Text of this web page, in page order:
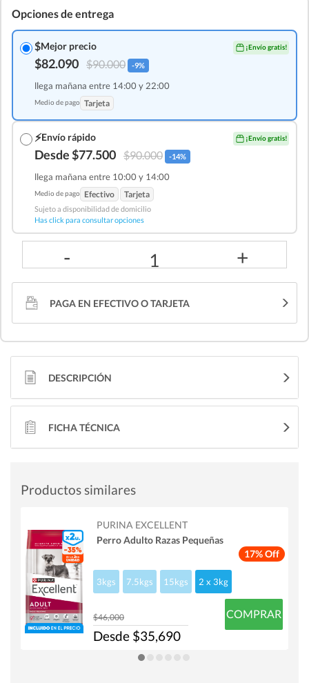
Opciones de entrega
$Mejor precio ¡Envío gratis!
$82.090 $90.000 -9%
llega mañana entre 14:00 y 22:00
Medio de pago Tarjeta
⚡Envío rápido ¡Envío gratis!
Desde $77.500 $90.000 -14%
llega mañana entre 10:00 y 14:00
Medio de pago Efectivo Tarjeta
Sujeto a disponibilidad de domicilio
Has click para consultar opciones
- 1 +
PAGA EN EFECTIVO O TARJETA
DESCRIPCIÓN
FICHA TÉCNICA
Productos similares
17% Off
PURINA EXCELLENT
Perro Adulto Razas Pequeñas
3kgs 7.5kgs 15kgs 2 x 3kg
$46,000
Desde $35,690
COMPRAR